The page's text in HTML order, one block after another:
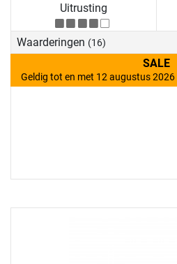
Uitrusting
Waarderingen (16)
SALE
Geldig tot en met 12 augustus 2026